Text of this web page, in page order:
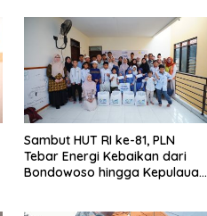
Sambut HUT RI ke-81, PLN
Tebar Energi Kebaikan dari
Bondowoso hingga Kepulauan